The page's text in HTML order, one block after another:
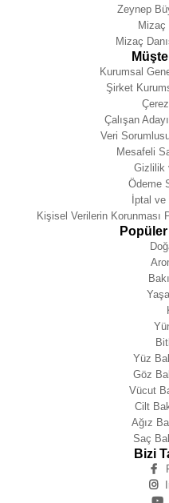
Zeynep
Mizaç
Mizaç
Kurumsal
Şirket
Çalışan
Veri
Mesafeli
Gizlilik
Ödeme
İptal ve
Kişisel Verilerin Korunması
Yüz
Göz
Vücut
Cilt
Ağız
Saç
Bizi